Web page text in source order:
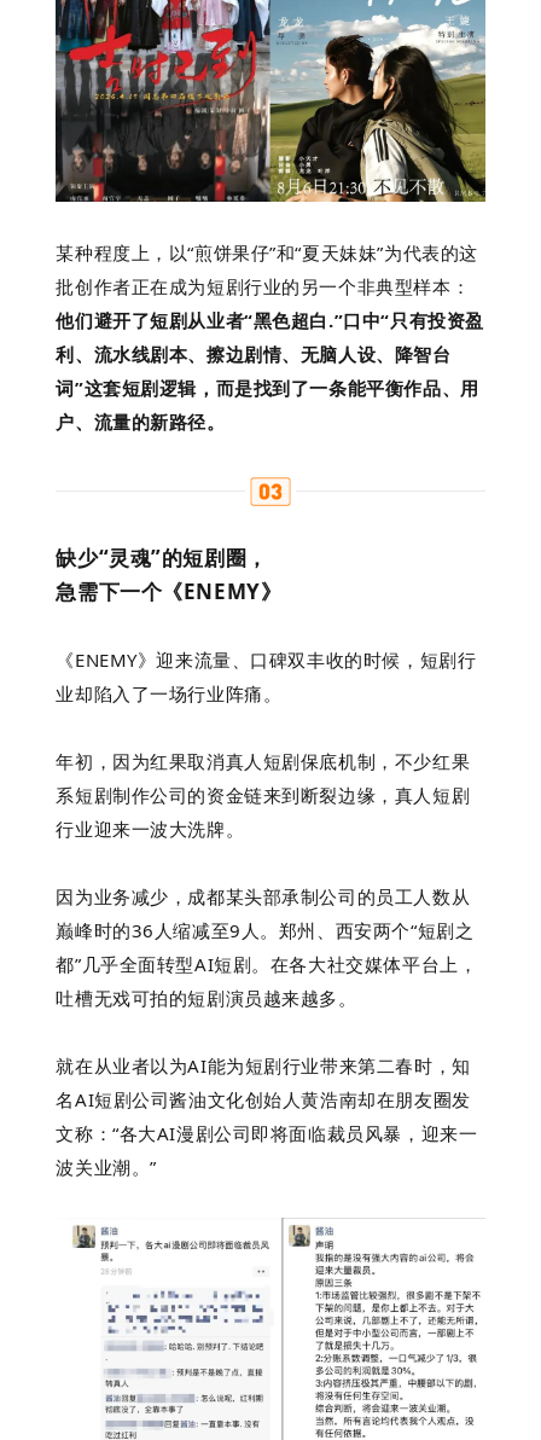
某种程度上，以“煎饼果仔”和“夏天妹妹”为代表的这
批创作者正在成为短剧行业的另一个非典型样本：
他们避开了短剧从业者“黑色超白.”口中“只有投资盈
利、流水线剧本、擦边剧情、无脑人设、降智台
词”这套短剧逻辑，而是找到了一条能平衡作品、用
户、流量的新路径。
缺少“灵魂”的短剧圈，
急需下一个《ENEMY》
《ENEMY》迎来流量、口碑双丰收的时候，短剧行
业却陷入了一场行业阵痛。
年初，因为红果取消真人短剧保底机制 ，不少红果
系短剧制作公司的资金链来到断裂边缘，真人短剧
行业迎来一波大洗牌。
因为业务减少，成都某头部承制公司的员工人数从
巅峰时的36人缩减至9人。郑州、西安两个“短剧之
都”几乎全面转型AI短剧。在各大社交媒体平台上，
吐槽无戏可拍的短剧演员越来越多。
就在从业者以为AI能为短剧行业带来第二春时，知
名AI短剧公司酱油文化创始人黄浩南却在朋友圈发
文称：“各大AI漫剧公司即将面临裁员风暴，迎来一
波关业潮。”